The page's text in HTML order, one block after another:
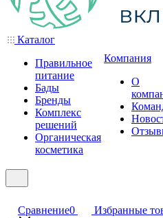
Каталог
Правильное
питание
Бады
Бренды
Комплекс
решений
Органическая
косметика
Компания
О
Сравнение0 Избранные